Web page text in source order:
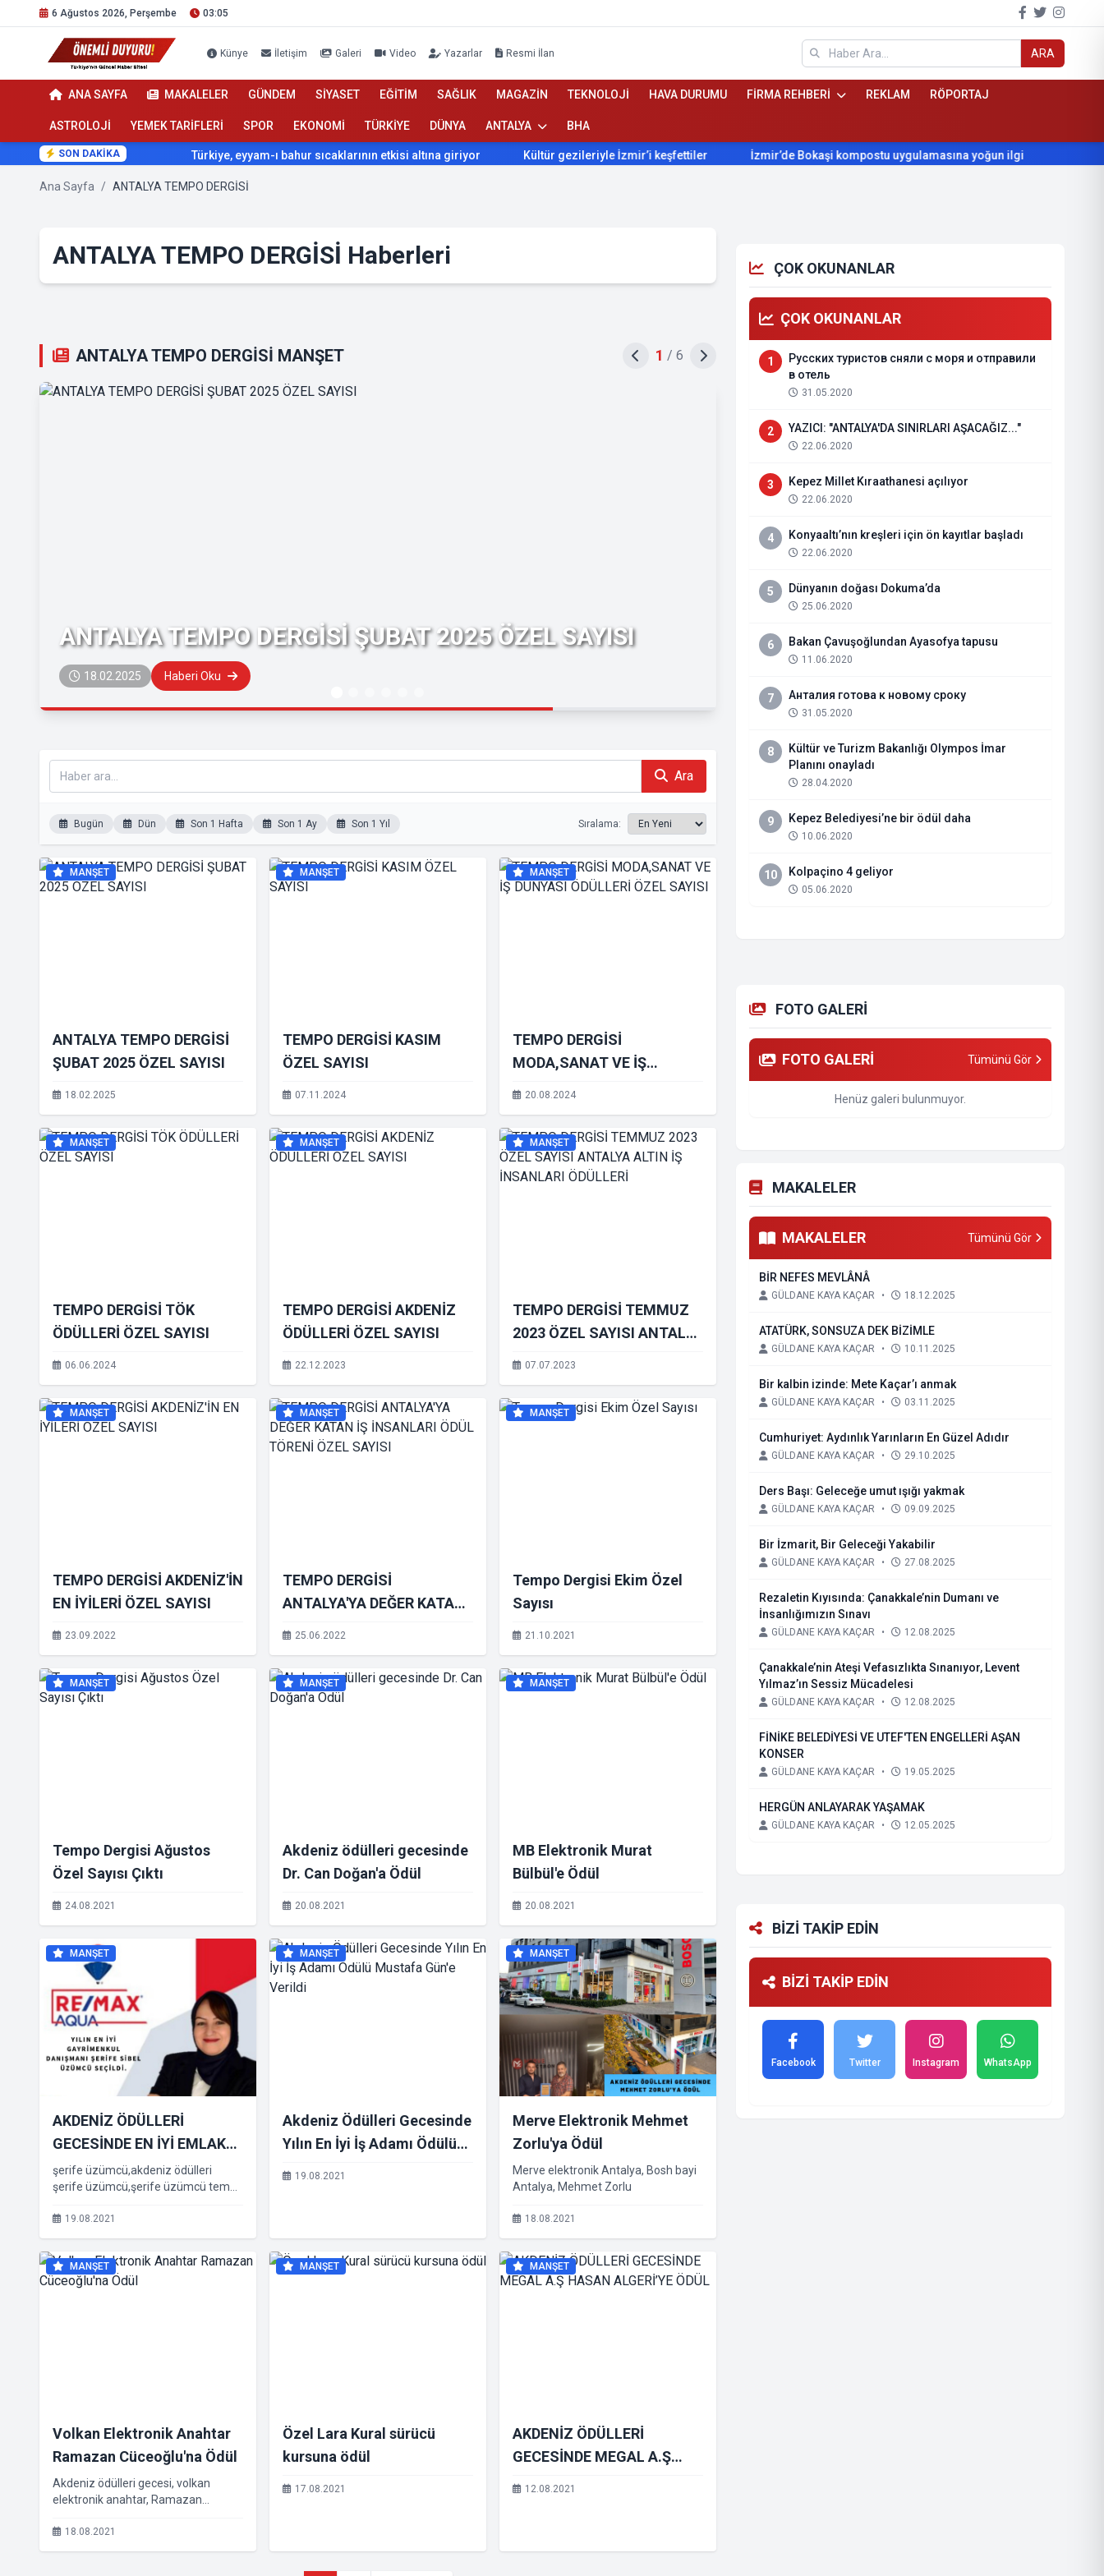
6 Ağustos 2026, Perşembe 03:05
Künye İletişim Galeri Video Yazarlar Resmi İlan ARA
ANA SAYFA MAKALELER GÜNDEM SİYASET EĞİTİM SAĞLIK MAGAZİN TEKNOLOJİ HAVA DURUMU FİRMA REHBERİ REKLAM RÖPORTAJ
ASTROLOJİ YEMEK TARİFLERİ SPOR EKONOMİ TÜRKİYE DÜNYA ANTALYA BHA
SON DAKİKA Türkiye, eyyam-ı bahur sıcaklarının etkisi altına giriyor Kültür gezileriyle İzmir’i keşfettiler İzmir’de Bokaşi kompostu uygulamasına yoğun ilgi Beydağ’ın
Ana Sayfa / ANTALYA TEMPO DERGİSİ
ANTALYA TEMPO DERGİSİ Haberleri
ANTALYA TEMPO DERGİSİ MANŞET 1 / 6
ANTALYA TEMPO DERGİSİ ŞUBAT 2025 ÖZEL SAYISI
18.02.2025 Haberi Oku
TEMPO DERGİSİ KASIM ÖZEL
Ara
Bugün Dün Son 1 Hafta Son 1 Ay Son 1 Yıl Sıralama:
MANŞET
ANTALYA TEMPO DERGİSİ
ŞUBAT 2025 ÖZEL SAYISI
18.02.2025
MANŞET
TEMPO DERGİSİ KASIM
ÖZEL SAYISI
07.11.2024
MANŞET
TEMPO DERGİSİ
MODA,SANAT VE İŞ
DÜNYASI ÖDÜLLERİ ÖZEL
20.08.2024
MANŞET
TEMPO DERGİSİ TÖK
ÖDÜLLERİ ÖZEL SAYISI
06.06.2024
MANŞET
TEMPO DERGİSİ AKDENİZ
ÖDÜLLERİ ÖZEL SAYISI
22.12.2023
MANŞET
TEMPO DERGİSİ TEMMUZ
2023 ÖZEL SAYISI ANTALYA
ALTIN İŞ İNSANLARI
07.07.2023
MANŞET
TEMPO DERGİSİ AKDENİZ'İN
EN İYİLERİ ÖZEL SAYISI
23.09.2022
MANŞET
TEMPO DERGİSİ
ANTALYA'YA DEĞER KATAN
İŞ İNSANLARI ÖDÜL TÖRENİ
25.06.2022
MANŞET
Tempo Dergisi Ekim Özel
Sayısı
21.10.2021
MANŞET
Tempo Dergisi Ağustos
Özel Sayısı Çıktı
24.08.2021
MANŞET
Akdeniz ödülleri gecesinde
Dr. Can Doğan'a Ödül
20.08.2021
MANŞET
MB Elektronik Murat
Bülbül'e Ödül
20.08.2021
MANŞET
AKDENİZ ÖDÜLLERİ
GECESİNDE EN İYİ EMLAK
GAYRİMENKUL
DANIŞMANLIĞI ÖDÜLÜ
REMAX AQUA
KONYAALTI/ANTALYA
ŞERİFE SİBEL ÜZÜMCÜ’YE
VERİLDİ
şerife üzümcü,akdeniz ödülleri
şerife üzümcü,şerife üzümcü tempo
19.08.2021
MANŞET
Akdeniz Ödülleri Gecesinde
Yılın En İyi İş Adamı Ödülü
Mustafa Gün'e Verildi
19.08.2021
MANŞET
Merve Elektronik Mehmet
Zorlu'ya Ödül
Merve elektronik Antalya, Bosh bayi
Antalya, Mehmet Zorlu
18.08.2021
MANŞET
Volkan Elektronik Anahtar
Ramazan Cüceoğlu'na Ödül
Akdeniz ödülleri gecesi, volkan
elektronik anahtar, Ramazan
18.08.2021
MANŞET
Özel Lara Kural sürücü
kursuna ödül
17.08.2021
MANŞET
AKDENİZ ÖDÜLLERİ
GECESİNDE MEGAL A.Ş
HASAN ALGERİ’YE ÖDÜL
12.08.2021
ÇOK OKUNANLAR
ÇOK OKUNANLAR
1
Русских туристов сняли с моря и отправили
в отель
31.05.2020
2 YAZICI: "ANTALYA'DA SINIRLARI AŞACAĞIZ..."
22.06.2020
3 Kepez Millet Kıraathanesi açılıyor
22.06.2020
4 Konyaaltı’nın kreşleri için ön kayıtlar başladı
22.06.2020
5 Dünyanın doğası Dokuma’da
25.06.2020
6 Bakan Çavuşoğlundan Ayasofya tapusu
11.06.2020
7 Анталия готова к новому сроку
31.05.2020
8
Kültür ve Turizm Bakanlığı Olympos İmar
Planını onayladı
28.04.2020
9 Kepez Belediyesi’ne bir ödül daha
10.06.2020
10 Kolpaçino 4 geliyor
05.06.2020
FOTO GALERİ
FOTO GALERİ Tümünü Gör
Henüz galeri bulunmuyor.
MAKALELER
MAKALELER Tümünü Gör
BİR NEFES MEVLÂNÂ
GÜLDANE KAYA KAÇAR • 18.12.2025
ATATÜRK, SONSUZA DEK BİZİMLE
GÜLDANE KAYA KAÇAR • 10.11.2025
Bir kalbin izinde: Mete Kaçar’ı anmak
GÜLDANE KAYA KAÇAR • 03.11.2025
Cumhuriyet: Aydınlık Yarınların En Güzel Adıdır
GÜLDANE KAYA KAÇAR • 29.10.2025
Ders Başı: Geleceğe umut ışığı yakmak
GÜLDANE KAYA KAÇAR • 09.09.2025
Bir İzmarit, Bir Geleceği Yakabilir
GÜLDANE KAYA KAÇAR • 27.08.2025
Rezaletin Kıyısında: Çanakkale’nin Dumanı ve
İnsanlığımızın Sınavı
GÜLDANE KAYA KAÇAR • 12.08.2025
Çanakkale’nin Ateşi Vefasızlıkta Sınanıyor, Levent
Yılmaz’ın Sessiz Mücadelesi
GÜLDANE KAYA KAÇAR • 12.08.2025
FİNİKE BELEDİYESİ VE UTEF'TEN ENGELLERİ AŞAN
KONSER
GÜLDANE KAYA KAÇAR • 19.05.2025
HERGÜN ANLAYARAK YAŞAMAK
GÜLDANE KAYA KAÇAR • 12.05.2025
BİZİ TAKİP EDİN
BİZİ TAKİP EDİN
Facebook Twitter Instagram WhatsApp